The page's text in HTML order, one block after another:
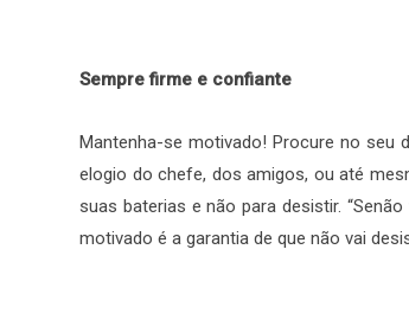
Sempre firme e confiante
Mantenha-se motivado! Procure no seu
elogio do chefe, dos amigos, ou até
suas baterias e não para desistir.
motivado é a garantia de que não vai